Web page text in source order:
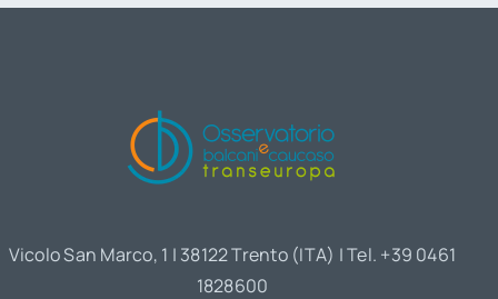
Vicolo San Marco, 1 | 38122 Trento (ITA) | Tel. +39 0461
1828600